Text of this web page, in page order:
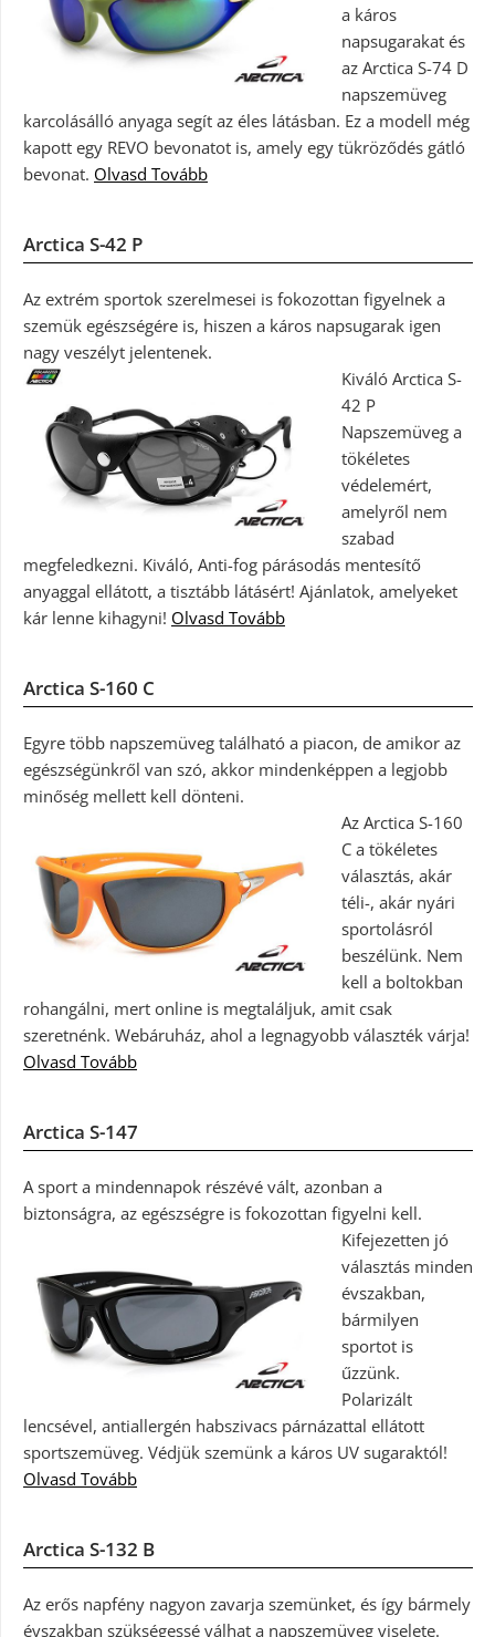
a káros
napsugarakat és
az Arctica S-74 D
napszemüveg
karcolásálló anyaga segít az éles látásban. Ez a modell még
kapott egy REVO bevonatot is, amely egy tükröződés gátló
bevonat. Olvasd Tovább
Arctica S-42 P
Az extrém sportok szerelmesei is fokozottan figyelnek a
szemük egészségére is, hiszen a káros napsugarak igen
nagy veszélyt jelentenek.
Kiváló Arctica S-
42 P
Napszemüveg a
tökéletes
védelemért,
amelyről nem
szabad
megfeledkezni. Kiváló, Anti-fog párásodás mentesítő
anyaggal ellátott, a tisztább látásért! Ajánlatok, amelyeket
kár lenne kihagyni! Olvasd Tovább
Arctica S-160 C
Egyre több napszemüveg található a piacon, de amikor az
egészségünkről van szó, akkor mindenképpen a legjobb
minőség mellett kell dönteni.
Az Arctica S-160
C a tökéletes
választás, akár
téli-, akár nyári
sportolásról
beszélünk. Nem
kell a boltokban
rohangálni, mert online is megtaláljuk, amit csak
szeretnénk. Webáruház, ahol a legnagyobb választék várja!
Olvasd Tovább
Arctica S-147
A sport a mindennapok részévé vált, azonban a
biztonságra, az egészségre is fokozottan figyelni kell.
Kifejezetten jó
választás minden
évszakban,
bármilyen
sportot is
űzzünk.
Polarizált
lencsével, antiallergén habszivacs párnázattal ellátott
sportszemüveg. Védjük szemünk a káros UV sugaraktól!
Olvasd Tovább
Arctica S-132 B
Az erős napfény nagyon zavarja szemünket, és így bármely
évszakban szükségessé válhat a napszemüveg viselete.